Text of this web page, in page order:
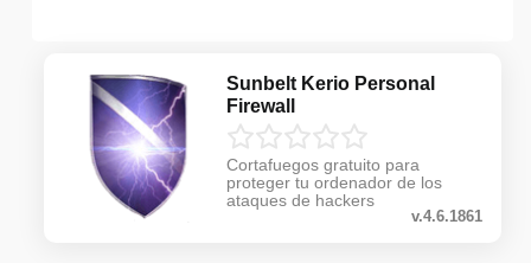
Sunbelt Kerio Personal
Firewall
Cortafuegos gratuito para
proteger tu ordenador de los
ataques de hackers
v.4.6.1861